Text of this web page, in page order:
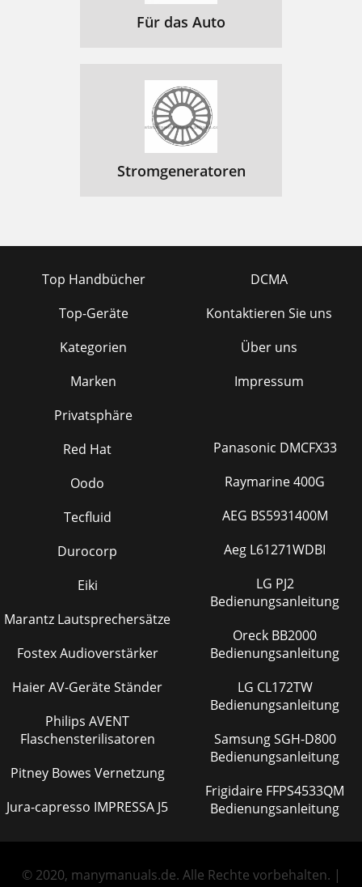
Für das Auto
Stromgeneratoren
Top Handbücher
Top-Geräte
Kategorien
Marken
Privatsphäre
DCMA
Kontaktieren Sie uns
Über uns
Impressum
Red Hat
Oodo
Tecfluid
Durocorp
Eiki
Marantz Lautsprechersätze
Fostex Audioverstärker
Haier AV-Geräte Ständer
Philips AVENT
Flaschensterilisatoren
Pitney Bowes Vernetzung
Jura-capresso IMPRESSA J5
Panasonic DMCFX33
Raymarine 400G
AEG BS5931400M
Aeg L61271WDBI
LG PJ2
Bedienungsanleitung
Oreck BB2000
Bedienungsanleitung
LG CL172TW
Bedienungsanleitung
Samsung SGH-D800
Bedienungsanleitung
Frigidaire FFPS4533QM
Bedienungsanleitung
© 2020, manymanuals.de. Alle Rechte vorbehalten. |